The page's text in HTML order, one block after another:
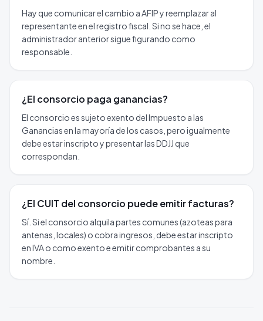
Hay que comunicar el cambio a AFIP y reemplazar al
representante en el registro fiscal. Si no se hace, el
administrador anterior sigue figurando como
responsable.
¿El consorcio paga ganancias?
El consorcio es sujeto exento del Impuesto a las
Ganancias en la mayoría de los casos, pero igualmente
debe estar inscripto y presentar las DDJJ que
correspondan.
¿El CUIT del consorcio puede emitir facturas?
Sí. Si el consorcio alquila partes comunes (azoteas para
antenas, locales) o cobra ingresos, debe estar inscripto
en IVA o como exento e emitir comprobantes a su
nombre.